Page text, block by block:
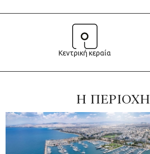
Κεντρική κεραία
Η ΠΕΡΙΟΧΗ